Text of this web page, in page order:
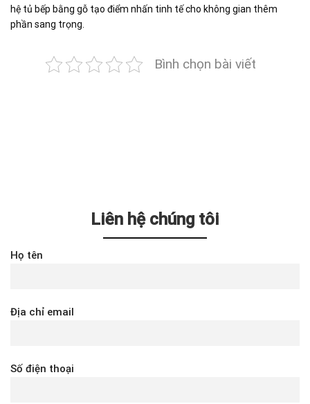
hệ tủ bếp bằng gỗ tạo điểm nhấn tinh tế cho không gian thêm
phần sang trọng.
Bình chọn bài viết
Liên hệ chúng tôi
Họ tên
Địa chỉ email
Số điện thoại